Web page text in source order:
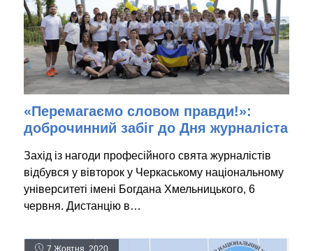
«Перемагаємо словом правди!»:
доброчинний забіг до Дня журналіста
Захід із нагоди професійного свята журналістів
відбувся у вівторок у Черкаському національному
університеті імені Богдана Хмельницького, 6
червня. Дистанцію в…
7 Жовтня, 2020